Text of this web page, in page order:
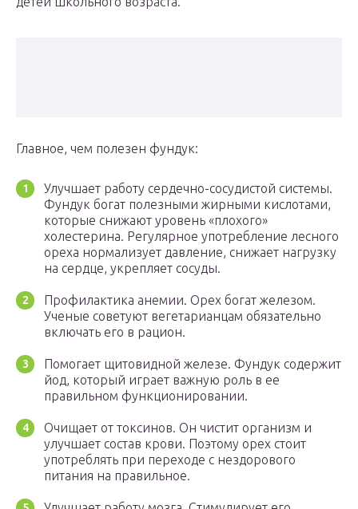
Главное, чем полезен фундук:
Улучшает работу сердечно-сосудистой системы.
Фундук богат полезными жирными кислотами,
которые снижают уровень «плохого»
холестерина. Регулярное употребление лесного
ореха нормализует давление, снижает нагрузку
на сердце, укрепляет сосуды.
Профилактика анемии. Орех богат железом.
Ученые советуют вегетарианцам обязательно
включать его в рацион.
Помогает щитовидной железе. Фундук содержит
йод, который играет важную роль в ее
правильном функционировании.
Очищает от токсинов. Он чистит организм и
улучшает состав крови. Поэтому орех стоит
употреблять при переходе с нездорового
питания на правильное.